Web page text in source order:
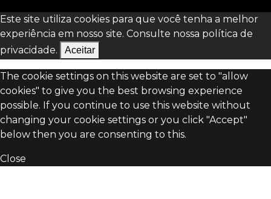
Este site utiliza cookies para que você tenha a melhor
experiência em nosso site. Consulte nossa política de
privacidade.
Aceitar
The cookie settings on this website are set to "allow
cookies" to give you the best browsing experience
possible. If you continue to use this website without
changing your cookie settings or you click "Accept"
below then you are consenting to this.
Close